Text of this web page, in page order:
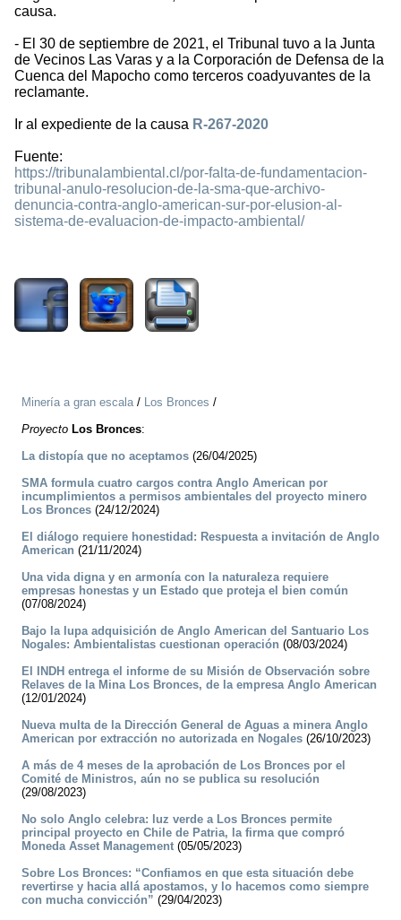
causa.
- El 30 de septiembre de 2021, el Tribunal tuvo a la Junta
de Vecinos Las Varas y a la Corporación de Defensa de la
Cuenca del Mapocho como terceros coadyuvantes de la
reclamante.
Ir al expediente de la causa R-267-2020
Fuente:
https://tribunalambiental.cl/por-falta-de-fundamentacion-
tribunal-anulo-resolucion-de-la-sma-que-archivo-
denuncia-contra-anglo-american-sur-por-elusion-al-
sistema-de-evaluacion-de-impacto-ambiental/
Minería a gran escala/ Los Bronces /
Proyecto Los Bronces:
La distopía que no aceptamos (26/04/2025)
SMA formula cuatro cargos contra Anglo American por
incumplimientos a permisos ambientales del proyecto minero
Los Bronces (24/12/2024)
El diálogo requiere honestidad: Respuesta a invitación de Anglo
American (21/11/2024)
Una vida digna y en armonía con la naturaleza requiere
empresas honestas y un Estado que proteja el bien común
(07/08/2024)
Bajo la lupa adquisición de Anglo American del Santuario Los
Nogales: Ambientalistas cuestionan operación (08/03/2024)
El INDH entrega el informe de su Misión de Observación sobre
Relaves de la Mina Los Bronces, de la empresa Anglo American
(12/01/2024)
Nueva multa de la Dirección General de Aguas a minera Anglo
American por extracción no autorizada en Nogales (26/10/2023)
A más de 4 meses de la aprobación de Los Bronces por el
Comité de Ministros, aún no se publica su resolución
(29/08/2023)
No solo Anglo celebra: luz verde a Los Bronces permite
principal proyecto en Chile de Patria, la firma que compró
Moneda Asset Management (05/05/2023)
Sobre Los Bronces: “Confiamos en que esta situación debe
revertirse y hacia allá apostamos, y lo hacemos como siempre
con mucha convicción” (29/04/2023)